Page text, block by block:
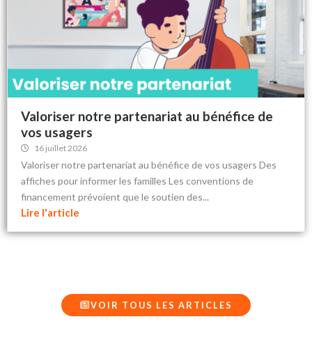
Valoriser notre partenariat au bénéfice de
vos usagers
16 juillet 2026
Valoriser notre partenariat au bénéfice de vos usagers Des
affiches pour informer les familles Les conventions de
financement prévoient que le soutien des...
Lire l'article
VOIR TOUS LES ARTICLES